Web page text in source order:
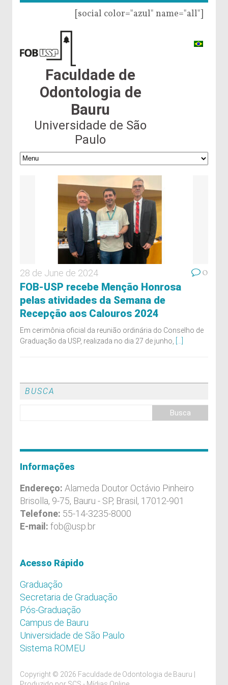
[social color="azul" name="all"]
Faculdade de
Odontologia de
Bauru
Universidade de São
Paulo
28 de June de 2024 0
FOB-USP recebe Menção Honrosa
pelas atividades da Semana de
Recepção aos Calouros 2024
Em cerimônia oficial da reunião ordinária do Conselho de
Graduação da USP, realizada no dia 27 de junho,
BUSCA
Informações
Endereço: Alameda Doutor Octávio Pinheiro
Brisolla, 9-75, Bauru - SP, Brasil, 17012-901
Telefone: 55-14-3235-8000
E-mail: fob@usp.br
Acesso Rápido
Graduação
Secretaria de Graduação
Pós-Graduação
Campus de Bauru
Universidade de São Paulo
Sistema ROMEU
Copyright © 2026 Faculdade de Odontologia de Bauru |